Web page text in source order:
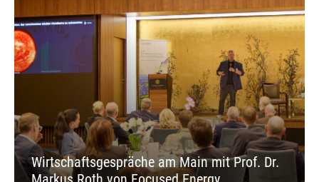
Wirtschaftsgespräche am Main mit Prof. Dr.